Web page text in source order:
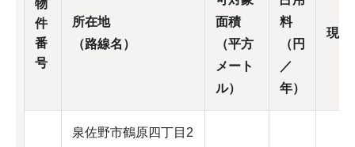
物
件
番
号
所在地
（路線名）
面積
（平方
メート
ル）
料
（円
／
年）
現場
泉佐野市鶴原四丁目2